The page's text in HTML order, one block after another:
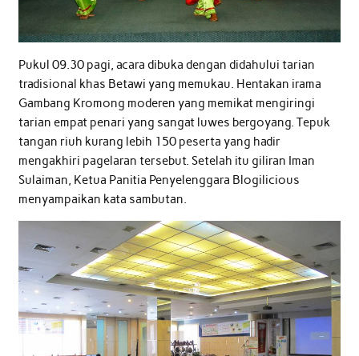
Pukul 09.30 pagi, acara dibuka dengan didahului tarian
tradisional khas Betawi yang memukau. Hentakan irama
Gambang Kromong moderen yang memikat mengiringi
tarian empat penari yang sangat luwes bergoyang. Tepuk
tangan riuh kurang lebih 150 peserta yang hadir
mengakhiri pagelaran tersebut. Setelah itu giliran Iman
Sulaiman, Ketua Panitia Penyelenggara Blogilicious
menyampaikan kata sambutan.